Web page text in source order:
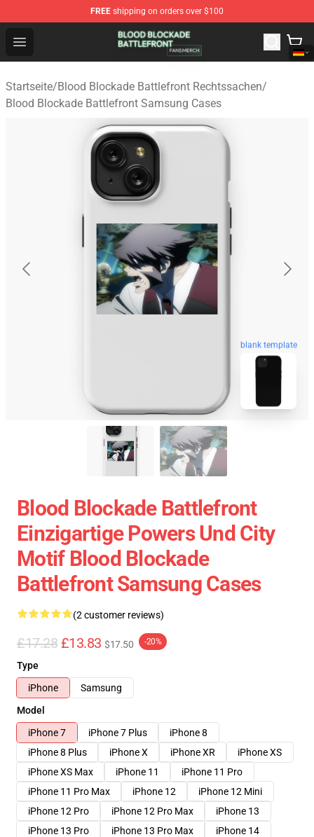
FREE shipping on orders over $100
Open menu
Blood Blockade Battlefront Shop - Official Blood
Startseite/Blood Blockade Battlefront Rechtssachen/
Blood Blockade Battlefront Samsung Cases
blank template
Blood Blockade Battlefront
Einzigartige Powers Und City
Motif Blood Blockade
Battlefront Samsung Cases
(2 customer reviews)
£17.28 £13.83 $17.50 -20%
Type
iPhone
Samsung
Model
iPhone 7
iPhone 7 Plus
iPhone 8
iPhone 8 Plus
iPhone X iPhone XR
iPhone XS
iPhone XS Max
iPhone 11
iPhone 11 Pro
iPhone 11 Pro Max
iPhone 12
iPhone 12 Mini
iPhone 12 Pro
iPhone 12 Pro Max
iPhone 13
iPhone 13 Pro
iPhone 13 Pro Max
iPhone 14